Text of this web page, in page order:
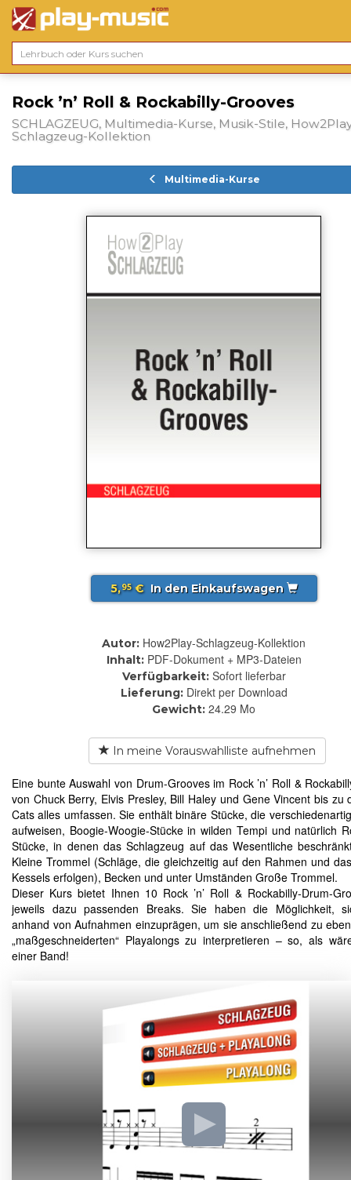
Rock ’n’ Roll & Rockabilly-Grooves
SCHLAGZEUG, Multimedia-Kurse, Musik-Stile,
Schlagzeug-Kollektion
Multimedia-Kurse
5,95€ In den Einkaufswagen
Autor: How2Play-Schlagzeug-Kollektion
Inhalt: PDF-Dokument + MP3-Dateien
Verfügbarkeit: Sofort lieferbar
Lieferung: Direkt per Download
Gewicht: 24.29 Mo
In meine Vorauswahlliste aufnehmen
Eine bunte Auswahl von Drum-Grooves im Rock ’n’ Roll &
von Chuck Berry, Elvis Presley, Bill Haley und Gene Vincent bis zu
Cats alles umfassen. Sie enthält binäre Stücke, die
aufweisen, Boogie-Woogie-Stücke in wilden Tempi und natürlich
Stücke, in denen das Schlagzeug auf das Wesentliche
Kleine Trommel (Schläge, die gleichzeitig auf den Rahmen und
Kessels erfolgen), Becken und unter Umständen Große Trommel.
Dieser Kurs bietet Ihnen 10 Rock ’n’ Roll & Rockabilly-Drum-
jeweils dazu passenden Breaks. Sie haben die Möglichkeit,
anhand von Aufnahmen einzuprägen, um sie anschließend zu
„maßgeschneiderten“ Playalongs zu interpretieren – so, als
einer Band!